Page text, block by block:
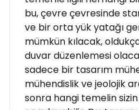
bu, çevre çevresinde
ve bir orta yük yatağı
mümkün kılacak,
duvar düzenlemesi
sadece bir tasarım
mühendislik ve jeolojik
sonra hangi temelin